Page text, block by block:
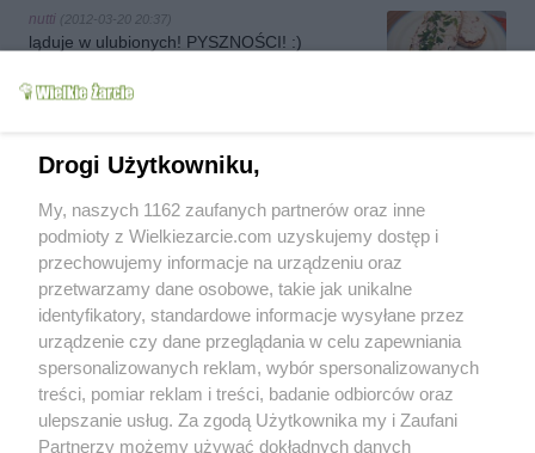
nutti (2012-03-20 20:37)
ląduje w ulubionych! PYSZNOŚCI! :)
Ryba pieczona w folii,
mojego meza AM
143k
agus2404
kate5134 (2012-03-12 19:57)
Mnie niestety nie smakowała ta
rybka.....mimo,że jest pieczona to dla mnie w
smaku była jak gotowana.Zdecydowanie wolę
już chrupiącą w tradycyjnej panierce.
patrycja1 (2012-02-22 17:56)
Rybka bardzo smaczna, a sosik wyśmienity!!
Rybkę skropiłam sokiem z cytryny i polałam
sklarowanym masełkiem przed smażeniem.
Polecam!! Agus podziękuj najdroższemu za
przepis
Drogi Użytkowniku,
My, naszych 1162 zaufanych partnerów oraz inne
podmioty z Wielkiezarcie.com uzyskujemy dostęp i
przechowujemy informacje na urządzeniu oraz
przetwarzamy dane osobowe, takie jak unikalne
identyfikatory, standardowe informacje wysyłane przez
urządzenie czy dane przeglądania w celu zapewniania
spersonalizowanych reklam, wybór spersonalizowanych
treści, pomiar reklam i treści, badanie odbiorców oraz
ulepszanie usług. Za zgodą Użytkownika my i Zaufani
Partnerzy możemy używać dokładnych danych